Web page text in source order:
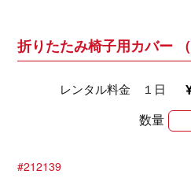
折りたたみ椅子用カバー （
レンタル料金 １日
数量
#212139